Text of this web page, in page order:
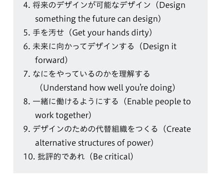
4.
将来のデザインが可能なデザイン（Design
something the future can design）
5.
手を汚せ（Get your hands dirty）
6.
未来に向かってデザインする（Design it
forward）
7.
なにをやっているのかを理解する
（Understand how well you’re doing）
8.
一緒に働けるようにする（Enable people to
work together）
9.
デザインのための代替組織をつくる（Create
alternative structures of power）
10.
批評的であれ（Be critical）